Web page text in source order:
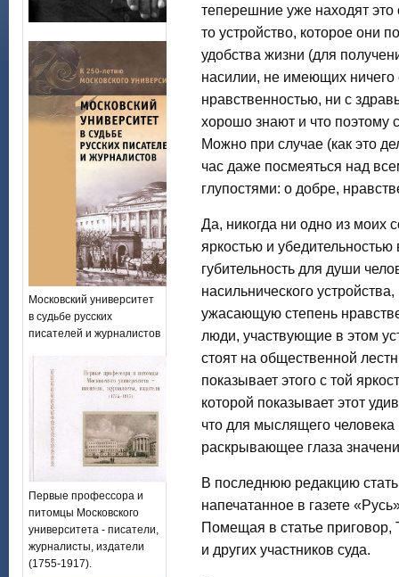
Московский университет
в судьбе русских
писателей и журналистов
Первые профессора и
питомцы Московского
университета - писатели,
журналисты, издатели
(1755-1917).
теперешние уже находят
то устройство, которое они
удобства жизни (для
насилии, не имеющих ничего
нравственностью, ни с
хорошо знают и что поэтому
Можно при случае (как это
час даже посмеяться над
глупостями: о добре,
Да, никогда ни одно из моих
яркостью и
губительность для души
насильнического
ужасающую степень
люди, участвующие в этом
стоят на общественной
показывает этого с той
которой показывает этот
что для мыслящего
раскрывающее глаза
В последнюю редакцию
напечатанное в газете
Помещая в статье приговор,
и других участников суда.